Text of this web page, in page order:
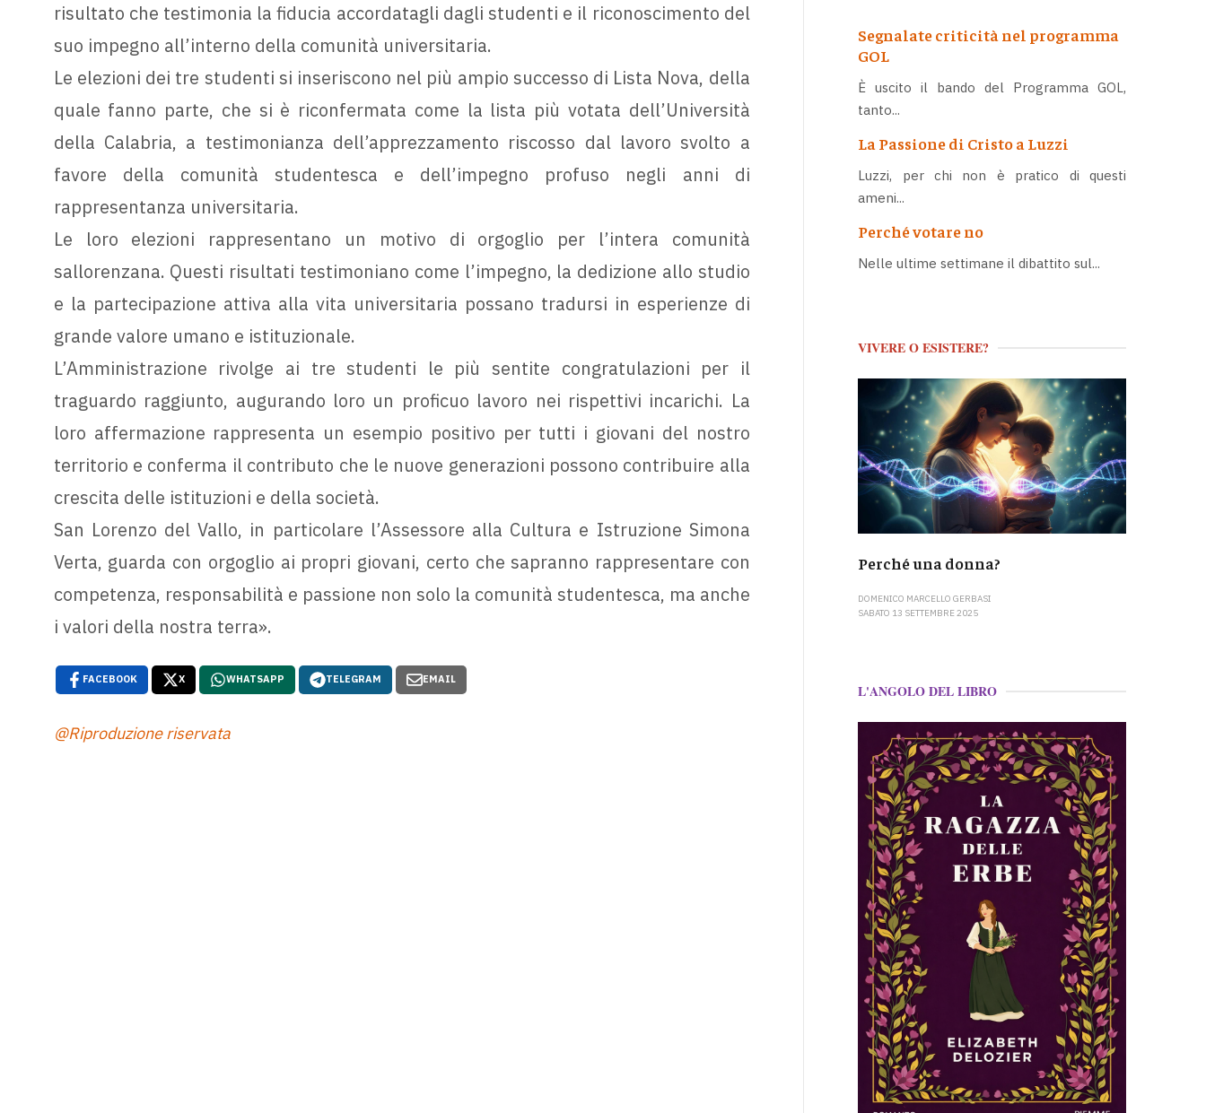
risultato che testimonia la fiducia accordatagli dagli studenti e il riconoscimento del
suo impegno all’interno della comunità universitaria.
Le elezioni dei tre studenti si inseriscono nel più ampio successo di Lista Nova, della
quale fanno parte, che si è riconfermata come la lista più votata dell’Università
della Calabria, a testimonianza dell’apprezzamento riscosso dal lavoro svolto a
favore della comunità studentesca e dell’impegno profuso negli anni di
rappresentanza universitaria.
Le loro elezioni rappresentano un motivo di orgoglio per l’intera comunità
sallorenzana. Questi risultati testimoniano come l’impegno, la dedizione allo studio
e la partecipazione attiva alla vita universitaria possano tradursi in esperienze di
grande valore umano e istituzionale.
L’Amministrazione rivolge ai tre studenti le più sentite congratulazioni per il
traguardo raggiunto, augurando loro un proficuo lavoro nei rispettivi incarichi. La
loro affermazione rappresenta un esempio positivo per tutti i giovani del nostro
territorio e conferma il contributo che le nuove generazioni possono contribuire alla
crescita delle istituzioni e della società.
San Lorenzo del Vallo, in particolare l’Assessore alla Cultura e Istruzione Simona
Verta, guarda con orgoglio ai propri giovani, certo che sapranno rappresentare con
competenza, responsabilità e passione non solo la comunità studentesca, ma anche
i valori della nostra terra».
FACEBOOK X WHATSAPP TELEGRAM EMAIL
@Riproduzione riservata
Segnalate criticità nel programma
GOL
È uscito il bando del Programma GOL,
tanto...
La Passione di Cristo a Luzzi
Luzzi, per chi non è pratico di questi
ameni...
Perché votare no
Nelle ultime settimane il dibattito sul...
VIVERE O ESISTERE?
Perché una donna?
DOMENICO MARCELLO GERBASI
SABATO 13 SETTEMBRE 2025
L'ANGOLO DEL LIBRO